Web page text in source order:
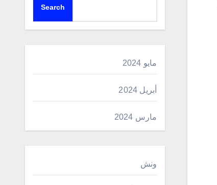
Search
مايو 2024
أبريل 2024
مارس 2024
ونش